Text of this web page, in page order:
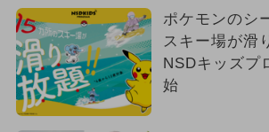
ポケモンのシ
スキー場が滑
NSDキッズプ
始